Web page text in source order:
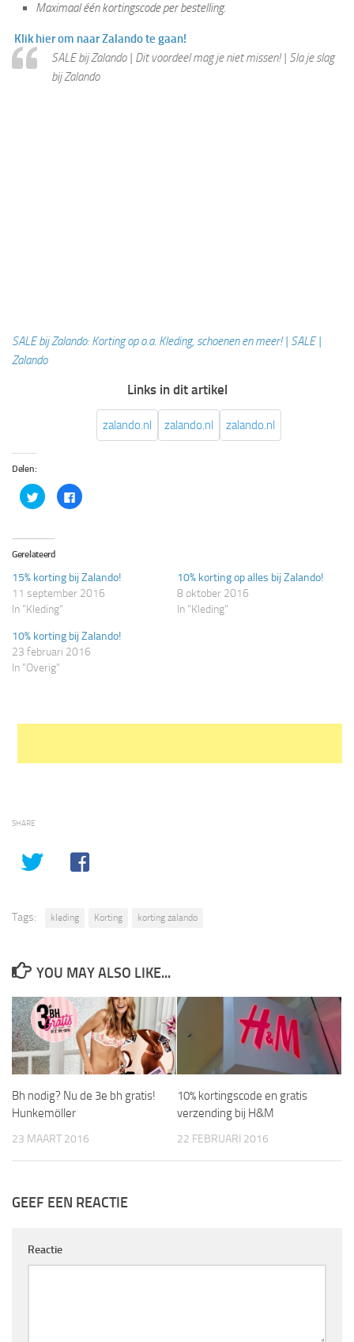
Maximaal één kortingscode per bestelling.
Klik hier om naar Zalando te gaan!
SALE bij Zalando | Dit voordeel mag je niet missen! | Sla je slag
bij Zalando
SALE bij Zalando: Korting op o.a. Kleding, schoenen en meer! | SALE |
Zalando
Links in dit artikel
zalando.nl zalando.nl zalando.nl
Delen:
Klik
om
Twitter
(Wordt
in
nieuw
venster
geopend)
Klik
om
nieuw
venster
geopend)
Gerelateerd
15% korting bij Zalando!
11 september 2016
In "Kleding"
10% korting op alles bij Zalando!
8 oktober 2016
In "Kleding"
10% korting bij Zalando!
23 februari 2016
In "Overig"
SHARE
Tags: kleding Korting korting zalando
YOU MAY ALSO LIKE...
Bh nodig? Nu de 3e bh gratis!
Hunkemöller
23 MAART 2016
10% kortingscode en gratis
verzending bij H&M
22 FEBRUARI 2016
GEEF EEN REACTIE
Reactie